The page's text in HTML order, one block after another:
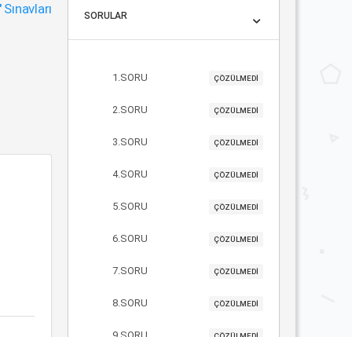
Sınavları SORULAR
1.SORU ÇÖZÜLMEDİ
2.SORU ÇÖZÜLMEDİ
3.SORU ÇÖZÜLMEDİ
4.SORU ÇÖZÜLMEDİ
5.SORU ÇÖZÜLMEDİ
6.SORU ÇÖZÜLMEDİ
7.SORU ÇÖZÜLMEDİ
8.SORU ÇÖZÜLMEDİ